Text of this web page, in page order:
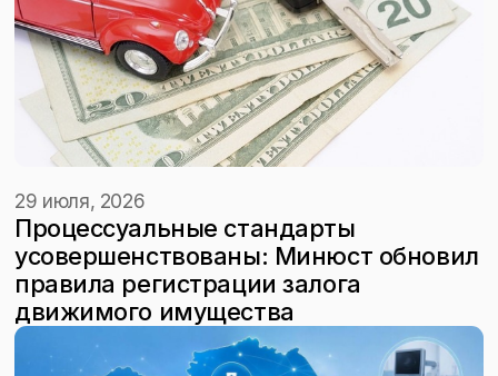
29 июля, 2026
Процессуальные стандарты
усовершенствованы: Минюст обновил
правила регистрации залога
движимого имущества